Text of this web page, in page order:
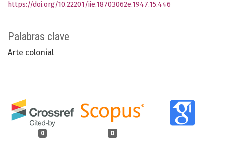
Palabras clave
Arte colonial
0 0
https://doi.org/10.22201/iie.18703062e.1947.15.446